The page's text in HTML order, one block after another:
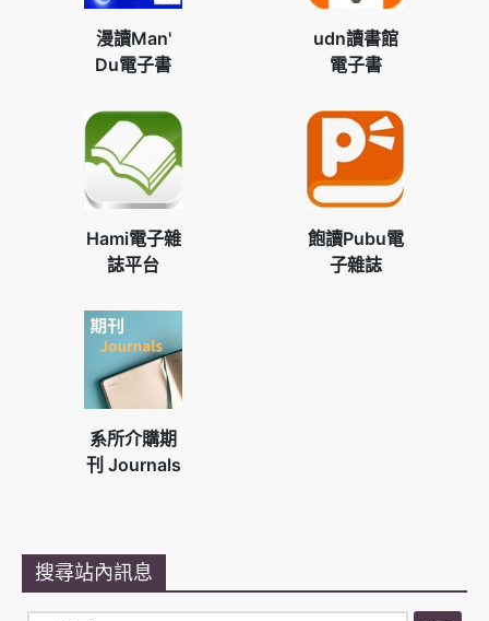
搜尋站內訊息
漫讀Man'
Du電子書
udn讀書館
電子書
Hami電子雜
誌平台
飽讀Pubu電
子雜誌
系所介購期
刊 Journals